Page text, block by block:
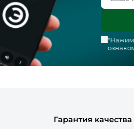
Гарантия качества